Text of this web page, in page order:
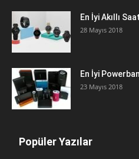
En İyi Akıllı
28 Mayıs 2018
En İyi
23 Mayıs 2018
Popüler Yazılar